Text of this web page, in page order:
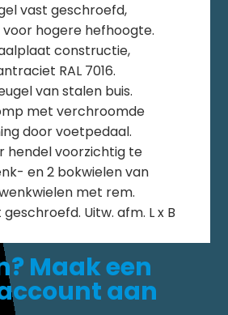
vast geschroefd,
hogere hefhoogte.
constructie,
RAL 7016.
van stalen buis.
met verchroomde
door voetpedaal.
hendel voorzichtig te
en 2 bokwielen van
met rem.
Uitw. afm. L x B
Maak een
aan